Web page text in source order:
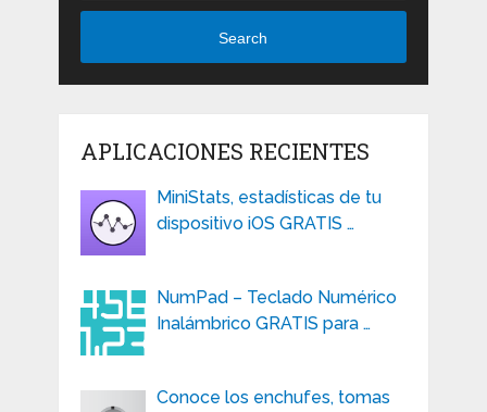
Search
APLICACIONES RECIENTES
MiniStats, estadísticas de tu
dispositivo iOS GRATIS …
NumPad – Teclado Numérico
Inalámbrico GRATIS para …
Conoce los enchufes, tomas